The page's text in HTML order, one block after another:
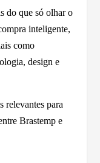
do que só olhar o
inteligente,
como
design e
relevantes para
Brastemp e